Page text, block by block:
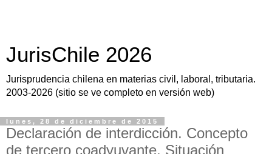
JurisChile 2026
Jurisprudencia chilena en materias civil, laboral, tributaria.
2003-2026 (sitio se ve completo en versión web)
lunes, 28 de diciembre de 2015
Declaración de interdicción. Concepto
de tercero coadyuvante. Situación